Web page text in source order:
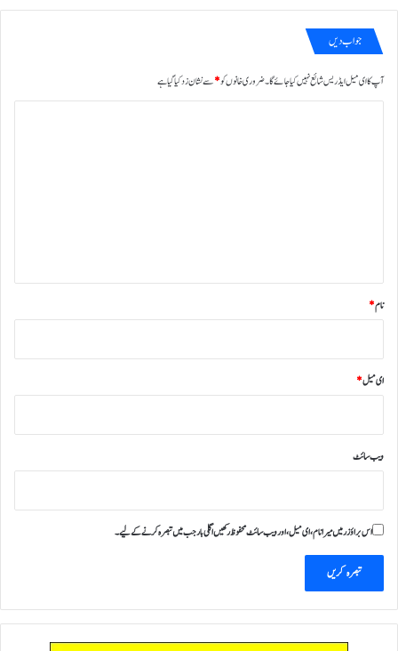
جواب دیں
آپ کا ای میل ایڈریس شائع نہیں کیا جائے گا۔ضروری خانوں کو*سے نشان زد کیا گیا ہے
نام*
ای میل*
ویب‌ سائٹ
اس براؤزر میں میرا نام، ای میل، اور ویب سائٹ محفوظ رکھیں اگلی بار جب میں تبصرہ کرنے کےلیے۔